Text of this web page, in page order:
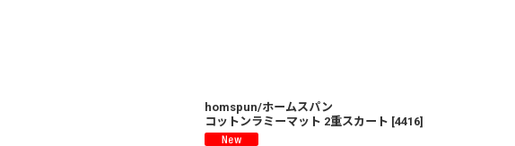
絞り込む
homspun/ホームスパン
コットンラミーマット 2重スカート [4416]